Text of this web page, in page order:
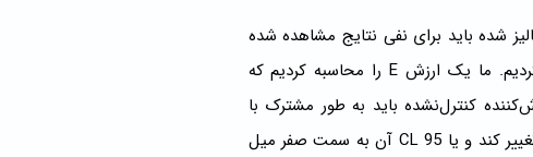
شده باید برای نفی نتایج مشاهده شده
باشد، یک تحلیل حساسیت را برای متاآنالیزهایی که مشابه ارزش E هستند، اعمال کردیم. ما یک ارزش E را محاسبه کردیم که
کنترل‌نشده باید به طور مشترک با
COVID-19 و با DM در تمام مطالعات در هر متاآنالیز داشته باشند تا تخمین متا آنالیز تغییر کند و یا CL 95 آن به سمت صفر میل